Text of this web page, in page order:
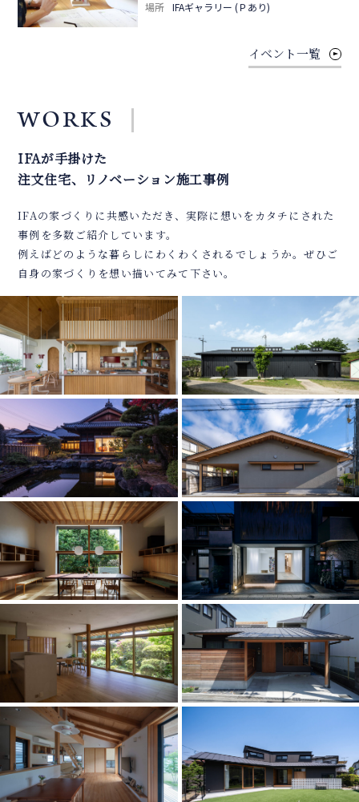
場所 IFAギャラリー (Ｐあり)
イベント一覧
WORKS
IFAが手掛けた
注文住宅、リノベーション施工事例
IFAの家づくりに共感いただき、実際に想いをカタチにされた
事例を多数ご紹介しています。
例えばどのような暮らしにわくわくされるでしょうか。ぜひご
自身の家づくりを想い描いてみて下さい。